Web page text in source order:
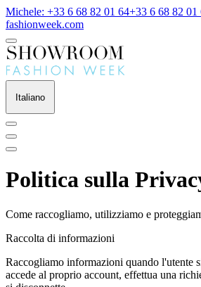
Michele: +33 6 68 82 01 64+33 6 68 82 01
fashionweek.com
Italiano
Politica sulla
Come raccogliamo, utilizziamo e
Raccolta di informazioni
Raccogliamo informazioni quando l'utente
accede al proprio account, effettua una